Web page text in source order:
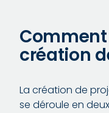
création
La création de
se déroule en